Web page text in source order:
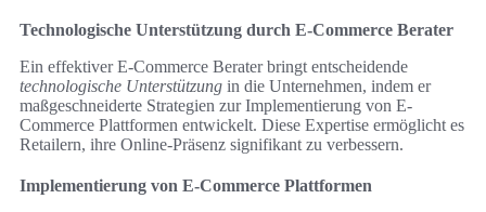
Technologische Unterstützung durch E-Commerce Berater
Ein effektiver E-Commerce Berater bringt entscheidende
technologische Unterstützung in die Unternehmen, indem er
maßgeschneiderte Strategien zur Implementierung von E-
Commerce Plattformen entwickelt. Diese Expertise ermöglicht es
Retailern, ihre Online-Präsenz signifikant zu verbessern.
Implementierung von E-Commerce Plattformen